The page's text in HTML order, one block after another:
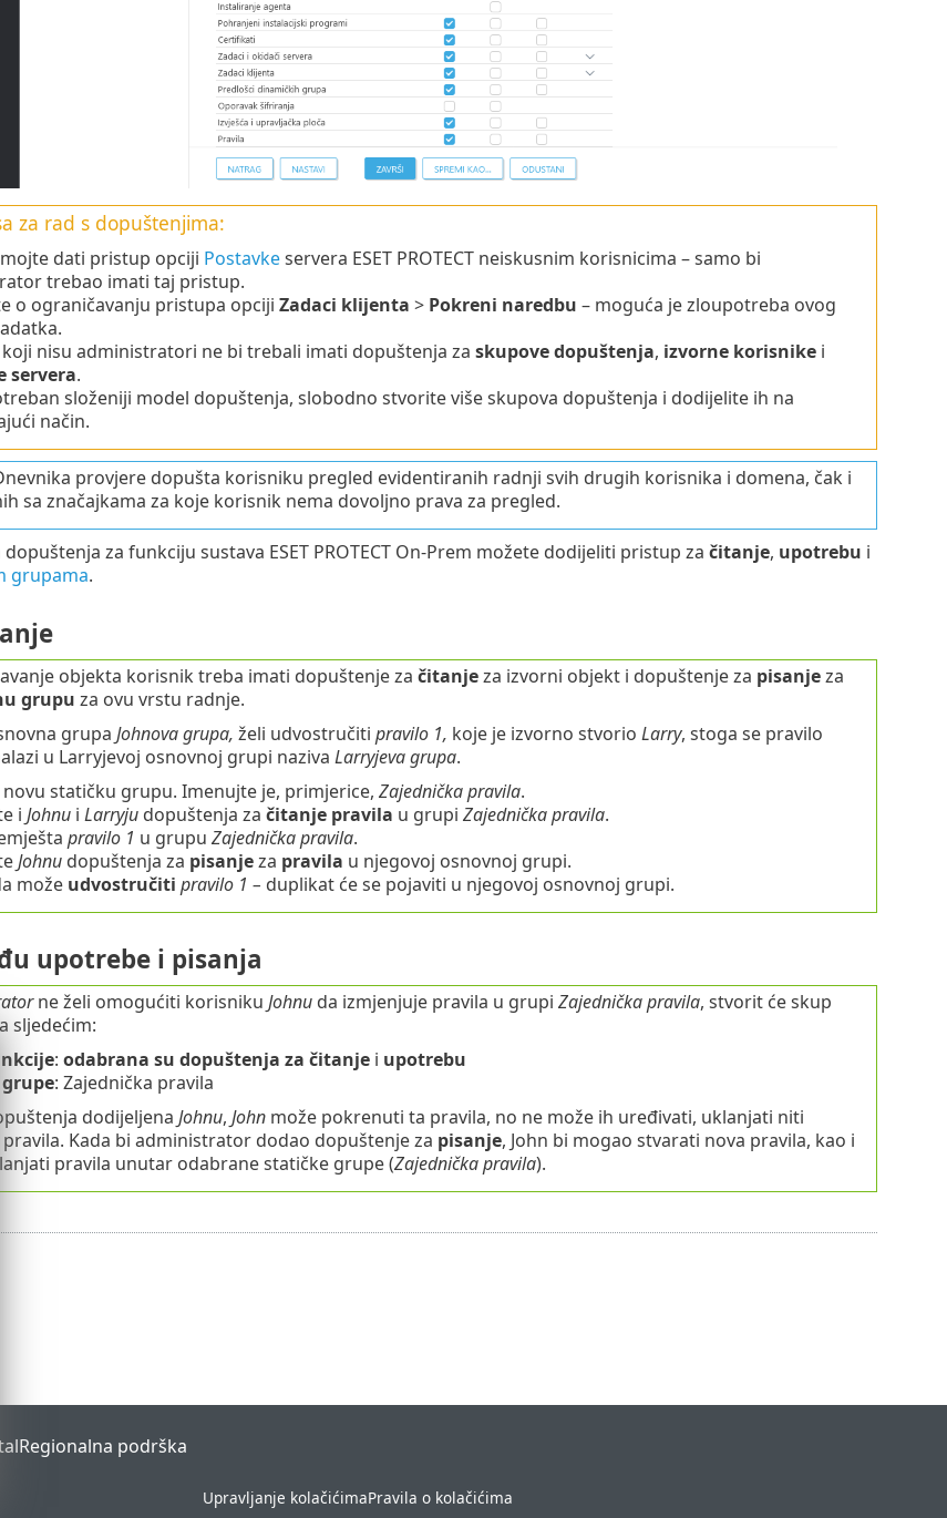
za rad s dopuštenjima:
dati pristup opciji Postavkeservera ESET PROTECT neiskusnim korisnicima – samo bi
trebao imati taj pristup.
o ograničavanju pristupa opciji Zadaci klijenta > Pokreni naredbu – moguća je zloupotreba ovog
nisu administratori ne bi trebali imati dopuštenja za skupove dopuštenja, izvorne korisnikei
servera.
složeniji model dopuštenja, slobodno stvorite više skupova dopuštenja i dodijelite ih na
način.
provjere dopušta korisniku pregled evidentiranih radnji svih drugih korisnika i domena, čak i
sa značajkama za koje korisnik nema dovoljno prava za pregled.
za funkciju sustava ESET PROTECT On-Prem možete dodijeliti pristup za čitanje, upotrebu i
grupama.
objekta korisnik treba imati dopuštenje za čitanjeza izvorni objekt i dopuštenje za pisanjeza
grupu za ovu vrstu radnje.
grupa Johnova grupa, želi udvostručiti pravilo 1, koje je izvorno stvorio Larry, stoga se pravilo
u Larryjevoj osnovnoj grupi naziva Larryjeva grupa.
statičku grupu. Imenujte je, primjerice, Zajednička pravila.
i Johnui Larryjudopuštenja za čitanje pravila u grupi Zajednička pravila.
pravilo 1 u grupu Zajednička pravila.
Johnudopuštenja za pisanjeza pravila u njegovoj osnovnoj grupi.
može udvostručiti pravilo 1 – duplikat će se pojaviti u njegovoj osnovnoj grupi.
upotrebe i pisanja
ne želi omogućiti korisniku Johnuda izmjenjuje pravila u grupi Zajednička pravila, stvorit će skup
sljedećim:
: odabrana su dopuštenja za čitanjei upotrebu
grupe: Zajednička pravila
dodijeljena Johnu, Johnmože pokrenuti ta pravila, no ne može ih uređivati, uklanjati niti
Kada bi administrator dodao dopuštenje za pisanje, John bi mogao stvarati nova pravila, kao i
pravila unutar odabrane statičke grupe (Zajednička pravila).
Regionalna podrška
Upravljanje kolačićimaPravila o kolačićima